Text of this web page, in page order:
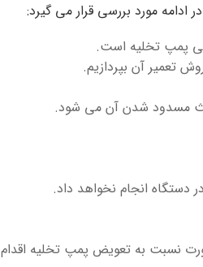
مورد بررسی قرار می گیرد:
پمپ تخلیه است.
تعمیر آن بپردازیم.
مسدود شدن آن می شود.
دستگاه انجام نخواهد داد.
نسبت به تعویض پمپ تخلیه اقدام